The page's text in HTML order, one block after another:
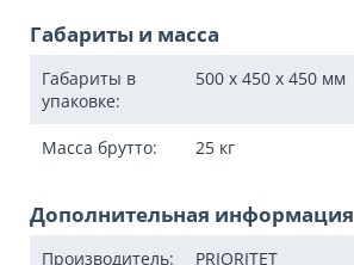
Габариты и масса
Габариты в
упаковке:
500 x 450 x 450 мм
Масса брутто: 25 кг
Дополнительная информация
Производитель: PRIORITET